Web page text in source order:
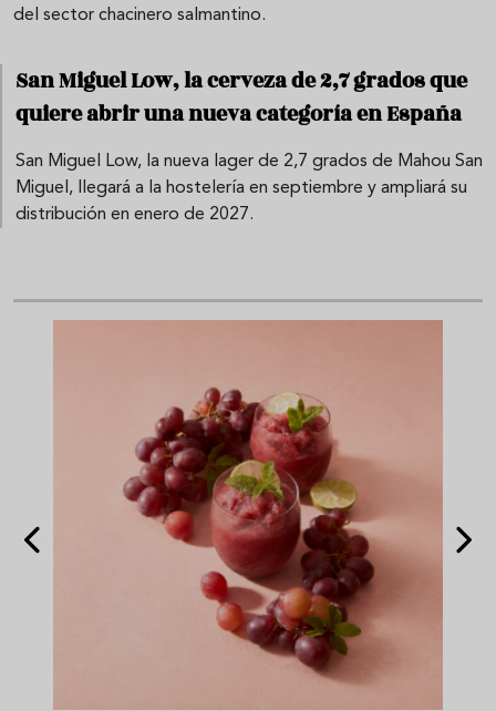
del sector chacinero salmantino.
San Miguel Low, la cerveza de 2,7 grados que
quiere abrir una nueva categoría en España
San Miguel Low, la nueva lager de 2,7 grados de Mahou San
Miguel, llegará a la hostelería en septiembre y ampliará su
distribución en enero de 2027.